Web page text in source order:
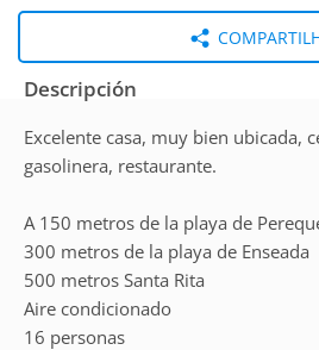
Descripción
Excelente casa, muy bien ubicada,
gasolinera, restaurante.
A 150 metros de la playa de
300 metros de la playa de Enseada
500 metros Santa Rita
Aire condicionado
16 personas